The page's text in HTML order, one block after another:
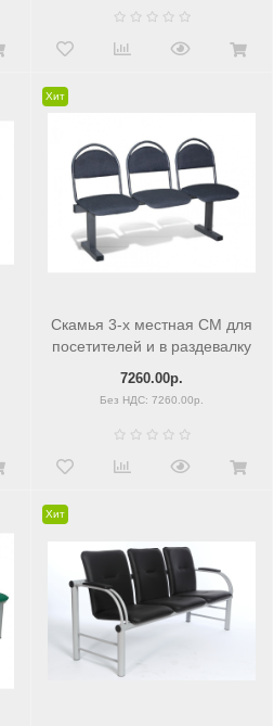
Хит
Скамья 3-х местная СМ для
посетителей и в раздевалку
7260.00р.
Без НДС: 7260.00р.
Хит